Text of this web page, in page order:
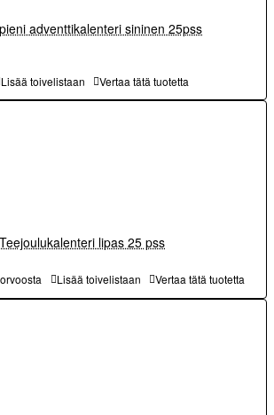
adventtikalenteri sininen 25pss
Lisää toivelistaan Vertaa tätä tuotetta
lipas 25 pss
Lisää toivelistaan Vertaa tätä tuotetta